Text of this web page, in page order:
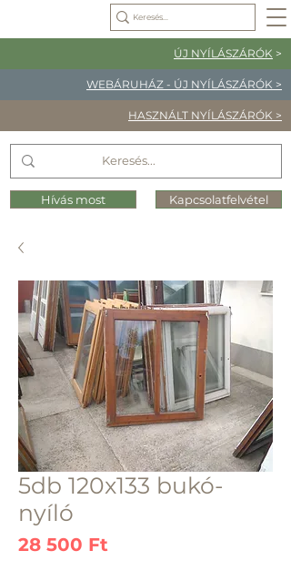
ÚJ NYÍLÁSZÁRÓK >
WEBÁRUHÁZ - ÚJ NYÍLÁSZÁRÓK >
HASZNÁLT NYÍLÁSZÁRÓK >
Hívás most Kapcsolatfelvétel
5db 120x133 bukó-
nyíló
28 500 Ft